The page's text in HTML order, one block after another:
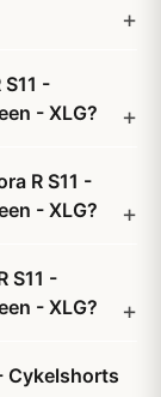
-
- XLG?
R S11 -
- XLG?
S11 -
- XLG?
Cykelshorts